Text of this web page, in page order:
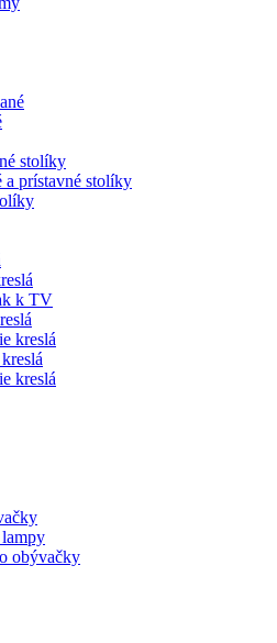
stolíky
prístavné stolíky
k TV
kreslá
kreslá
obývačky